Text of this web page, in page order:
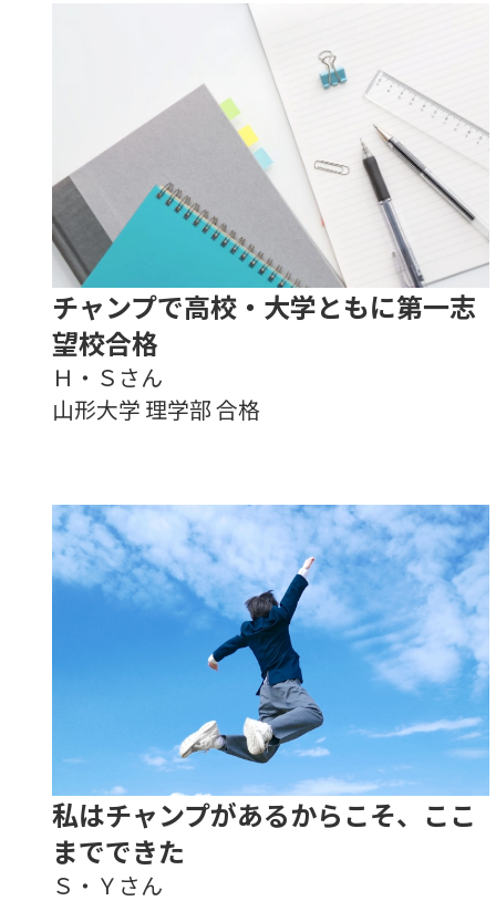
チャンプで高校・大学ともに第一志
望校合格
Ｈ・Ｓさん
山形大学 理学部 合格
私はチャンプがあるからこそ、ここ
までできた
Ｓ・Ｙさん